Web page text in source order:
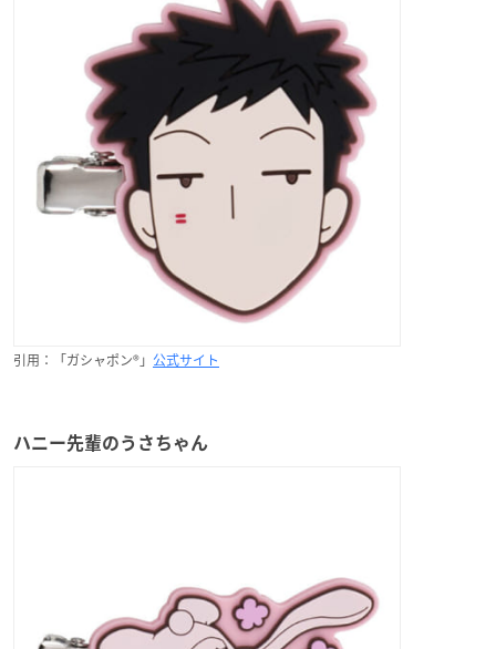
引用：「ガシャポン®」 公式サイト
ハニー先輩のうさちゃん